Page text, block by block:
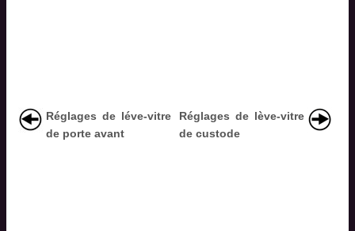
Réglages de léve-vitre
de porte avant
Réglages de lève-vitre
de custode